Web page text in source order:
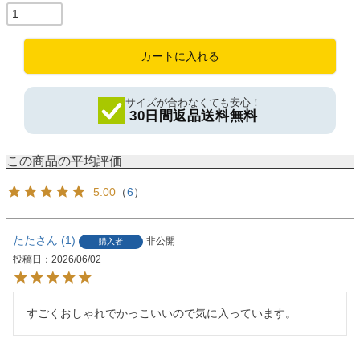
カートに入れる
サイズが合わなくても安心！
30日間返品送料無料
5.00 （6）
たた 1 購入者
非公開
投稿日
2026/06/02
すごくおしゃれでかっこいいので気に入っています。